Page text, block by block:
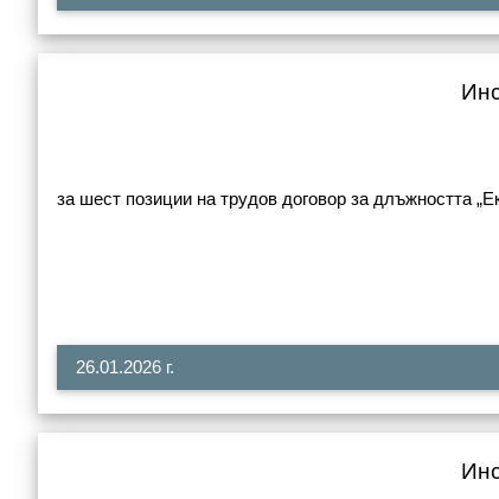
за шест позиции на трудов договор за длъжността
26.01.2026 г.